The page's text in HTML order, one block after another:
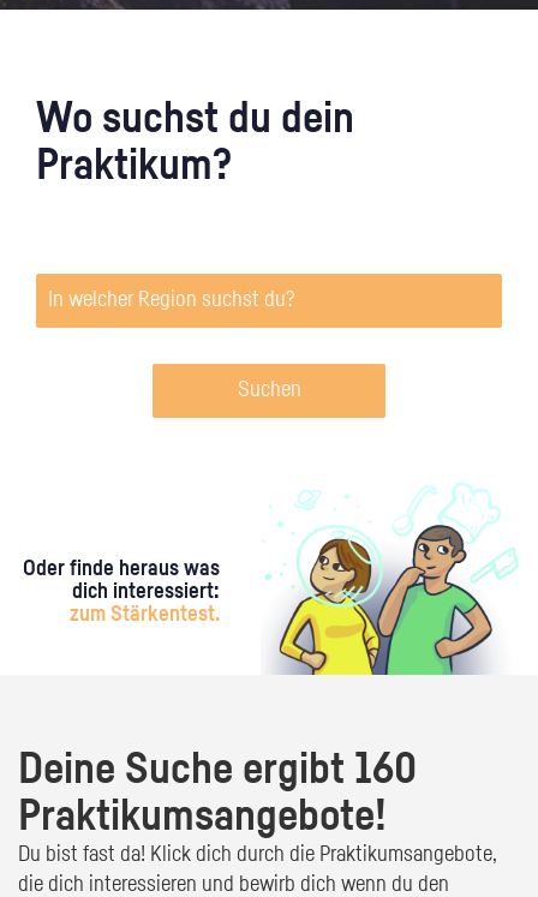
Wo suchst du dein
Praktikum?
Suchen
Oder finde heraus was
dich interessiert:
zum Stärkentest.
Deine Suche ergibt 160
Praktikumsangebote!
Du bist fast da! Klick dich durch die Praktikumsangebote,
die dich interessieren und bewirb dich wenn du den